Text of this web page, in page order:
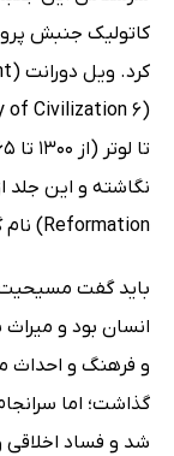
کاتولیک جنبش
Reformation) نام گذاشته است.
باید گفت مسیحیت
انسان بود و میراث
و فرهنگ و احداث
گذاشت؛ اما
شد و فساد اخلاقی